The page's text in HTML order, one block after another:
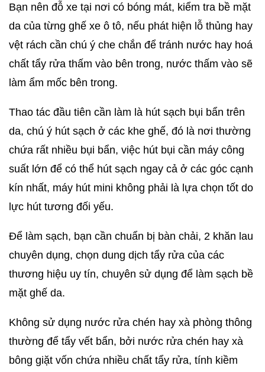
Bạn nên đỗ xe tại nơi có bóng mát, kiểm tra bề mặt
da của từng ghế xe ô tô, nếu phát hiện lỗ thủng hay
vệt rách cần chú ý che chắn để tránh nước hay hoá
chất tẩy rửa thấm vào bên trong, nước thấm vào sẽ
làm ẩm mốc bên trong.
Thao tác đầu tiên cần làm là hút sạch bụi bẩn trên
da, chú ý hút sạch ở các khe ghế, đó là nơi thường
chứa rất nhiều bụi bẩn, việc hút bụi cần máy công
suất lớn để có thể hút sạch ngay cả ở các góc cạnh
kín nhất, máy hút mini không phải là lựa chọn tốt do
lực hút tương đối yếu.
Để làm sạch, bạn cần chuẩn bị bàn chải, 2 khăn lau
chuyên dụng, chọn dung dịch tẩy rửa của các
thương hiệu uy tín, chuyên sử dụng để làm sạch bề
mặt ghế da.
Không sử dụng nước rửa chén hay xà phòng thông
thường để tẩy vết bẩn, bởi nước rửa chén hay xà
bông giặt vốn chứa nhiều chất tẩy rửa, tính kiềm